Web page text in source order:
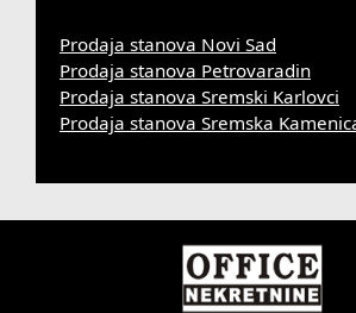
Prodaja stanova Novi Sad
Prodaja stanova Petrovaradin
Prodaja stanova Sremski Karlovci
Prodaja stanova Sremska